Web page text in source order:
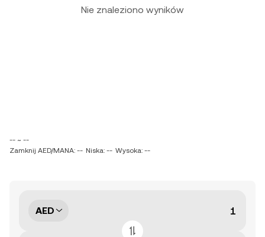
Nie znaleziono wyników
-- ~ --
Zamknij AED/MANA: -- Niska: -- Wysoka: --
AED